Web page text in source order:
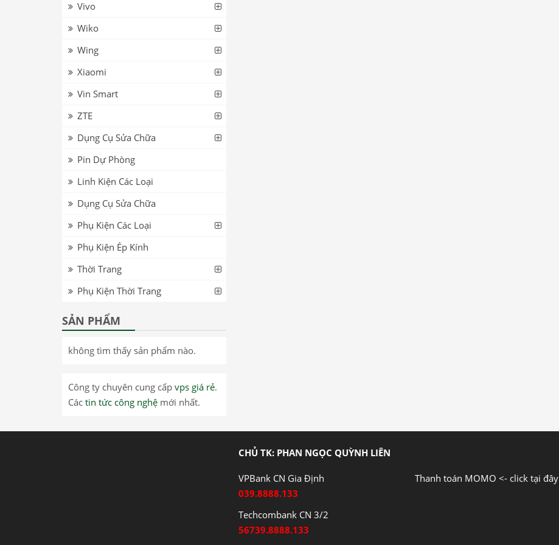
Vivo
Wiko
Wing
Xiaomi
Vin Smart
ZTE
Dụng Cụ Sửa Chữa
Pin Dự Phòng
Linh Kiện Các Loại
Dụng Cụ Sửa Chữa
Phụ Kiện Các Loại
Phụ Kiện Ép Kính
Thời Trang
Phụ Kiện Thời Trang
SẢN PHẨM
không tìm thấy sản phẩm nào.
Công ty chuyên cung cấp vps giá rẻ.
Các tin tức công nghệ mới nhất.
CHỦ TK: PHAN NGỌC QUỲNH LIÊN
VPBank CN Gia Định
039.8888.133
Techcombank CN 3/2
56739.8888.133
Thanh toán MOMO <- click tại đây